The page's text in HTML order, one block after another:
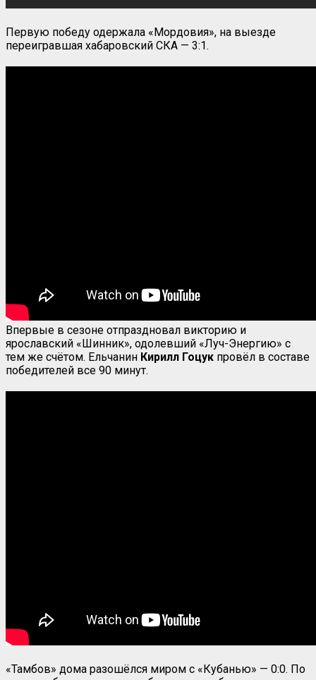
Первую победу одержала «Мордовия», на выезде
переигравшая хабаровский СКА — 3:1.
Впервые в сезоне отпраздновал викторию и
ярославский «Шинник», одолевший «Луч-Энергию» с
тем же счётом. Ельчанин Кирилл Гоцук провёл в составе
победителей все 90 минут.
«Тамбов» дома разошёлся миром с «Кубанью» — 0:0. По